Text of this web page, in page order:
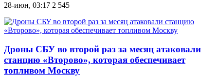
28-июн, 03:17 2 545
Дроны СБУ во второй раз за месяц атаковали
станцию «Второво», которая обеспечивает
топливом Москву